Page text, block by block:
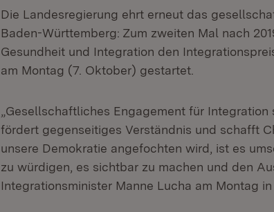
Die Landesregierung ehrt erneut das
Baden-Württemberg: Zum zweiten Mal nach
Gesundheit und Integration den
am Montag (7. Oktober) gestartet.
„Gesellschaftliches Engagement für
fördert gegenseitiges Verständnis und schafft
unsere Demokratie angefochten wird, ist es
zu würdigen, es sichtbar zu machen und den
Integrationsminister Manne Lucha am Montag